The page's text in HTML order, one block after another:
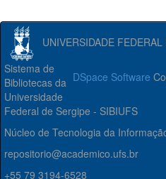
UNIVERSIDADE
DSpace Software
Sistema de
Bibliotecas da
Universidade
Federal de Sergipe - SIBIUFS
Núcleo de Tecnologia da
repositorio@academico.ufs.br
+55 79 3194-6528